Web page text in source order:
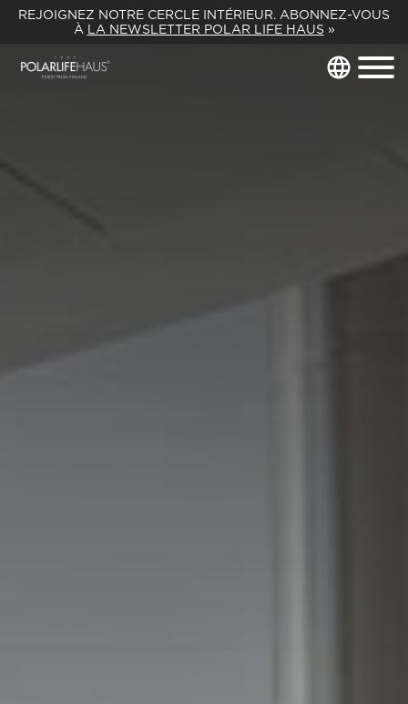
REJOIGNEZ NOTRE CERCLE INTÉRIEUR. ABONNEZ-VOUS
À LA NEWSLETTER POLAR LIFE HAUS »